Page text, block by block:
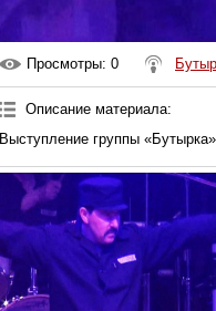
Просмотры: 0
Описание материала:
Выступление группы